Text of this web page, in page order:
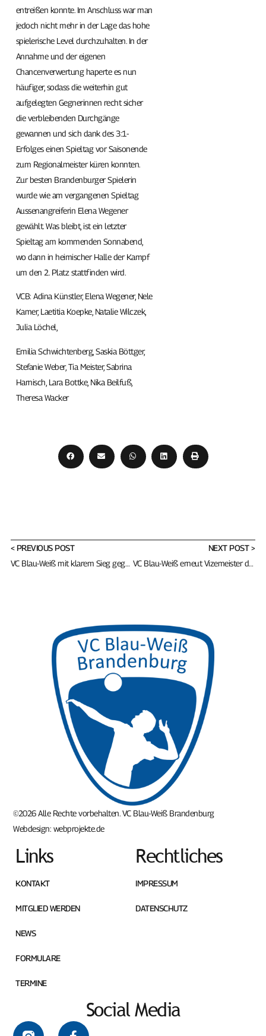
entreißen konnte. Im Anschluss war man
jedoch nicht mehr in der Lage das hohe
spielerische Level durchzuhalten. In der
Annahme und der eigenen
Chancenverwertung haperte es nun
häufiger, sodass die weiterhin gut
aufgelegten Gegnerinnen recht sicher
die verbleibenden Durchgänge
gewannen und sich dank des 3:1-
Erfolges einen Spieltag vor Saisonende
zum Regionalmeister küren konnten.
Zur besten Brandenburger Spielerin
wurde wie am vergangenen Spieltag
Aussenangreiferin Elena Wegener
gewählt. Was bleibt, ist ein letzter
Spieltag am kommenden Sonnabend,
wo dann in heimischer Halle der Kampf
um den 2. Platz stattfinden wird.
VCB: Adina Künstler, Elena Wegener, Nele
Kamer, Laetitia Koepke, Natalie Wilczek,
Julia Löchel,
Emilia Schwichtenberg, Saskia Böttger,
Stefanie Weber, Tia Meister, Sabrina
Harnisch, Lara Bottke, Nika Beilfuß,
Theresa Wacker
< PREVIOUS POST
VC Blau-Weiß mit klarem Sieg gegen Schönebeck
NEXT POST >
VC Blau-Weiß erneut Vizemeister der Regionalliga
©2026 Alle Rechte vorbehalten. VC Blau-Weiß Brandenburg
Webdesign: webprojekte.de
Links
KONTAKT
MITGLIED WERDEN
NEWS
FORMULARE
TERMINE
Rechtliches
IMPRESSUM
DATENSCHUTZ
Social Media